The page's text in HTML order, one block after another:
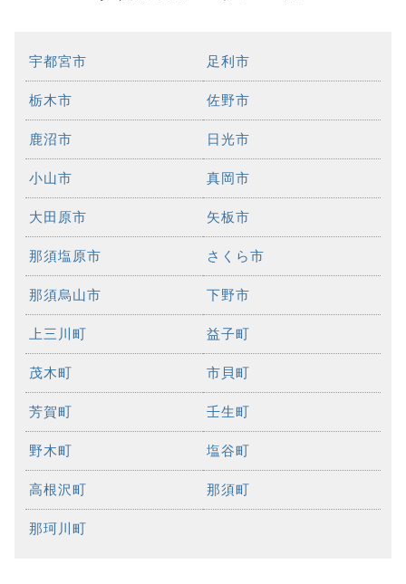
宇都宮市 足利市
栃木市 佐野市
鹿沼市 日光市
小山市 真岡市
大田原市 矢板市
那須塩原市 さくら市
那須烏山市 下野市
上三川町 益子町
茂木町 市貝町
芳賀町 壬生町
野木町 塩谷町
高根沢町 那須町
那珂川町